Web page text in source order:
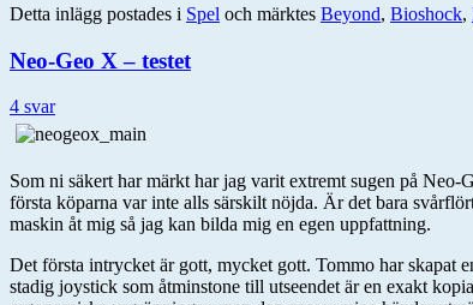
Detta inlägg postades i Spel och märktes Beyond, Bioshock,
Neo-Geo X – testet
4 svar
Som ni säkert har märkt har jag varit extremt sugen på
första köparna var inte alls särskilt nöjda. Är det bara
maskin åt mig så jag kan bilda mig en egen uppfattning.
Det första intrycket är gott, mycket gott. Tommo har skapat
stadig joystick som åtminstone till utseendet är en exakt